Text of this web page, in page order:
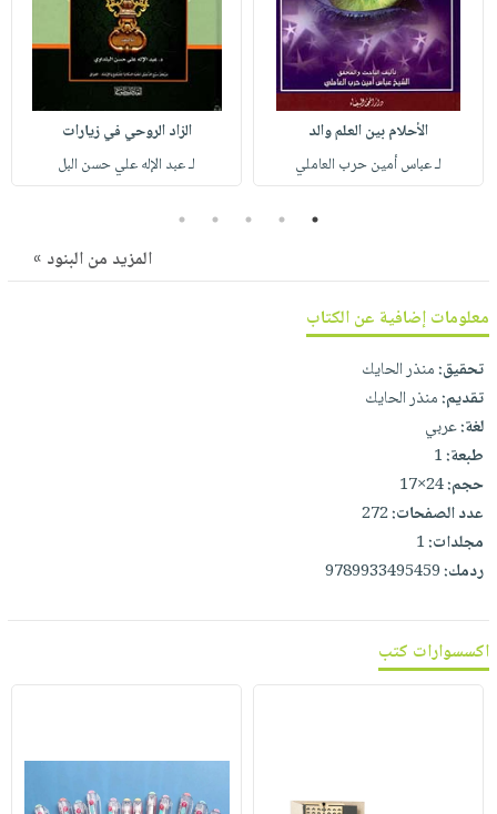
بالذات
صابون
أطفال
مناسبات
الشركة
فيديوهات
أسئلة
طرحها
خدمات
انشر
كتابك
تواصل
معنا
الأمنيات
عربة
التسوق
نشرة
الإصدارات
الأحلام بين العلم والد
لـ عباس أمين حرب العاملي
الزاد الروحي في زيارات
لـ عبد الإله علي حسن البل
1
2
3
4
5
المزيد من البنود »
معلومات إضافية عن الكتاب
تحقيق:منذر الحايك
تقديم:منذر الحايك
لغة:عربي
طبعة:1
حجم:24×17
عدد الصفحات:272
مجلدات:1
ردمك:9789933495459
اكسسوارات كتب